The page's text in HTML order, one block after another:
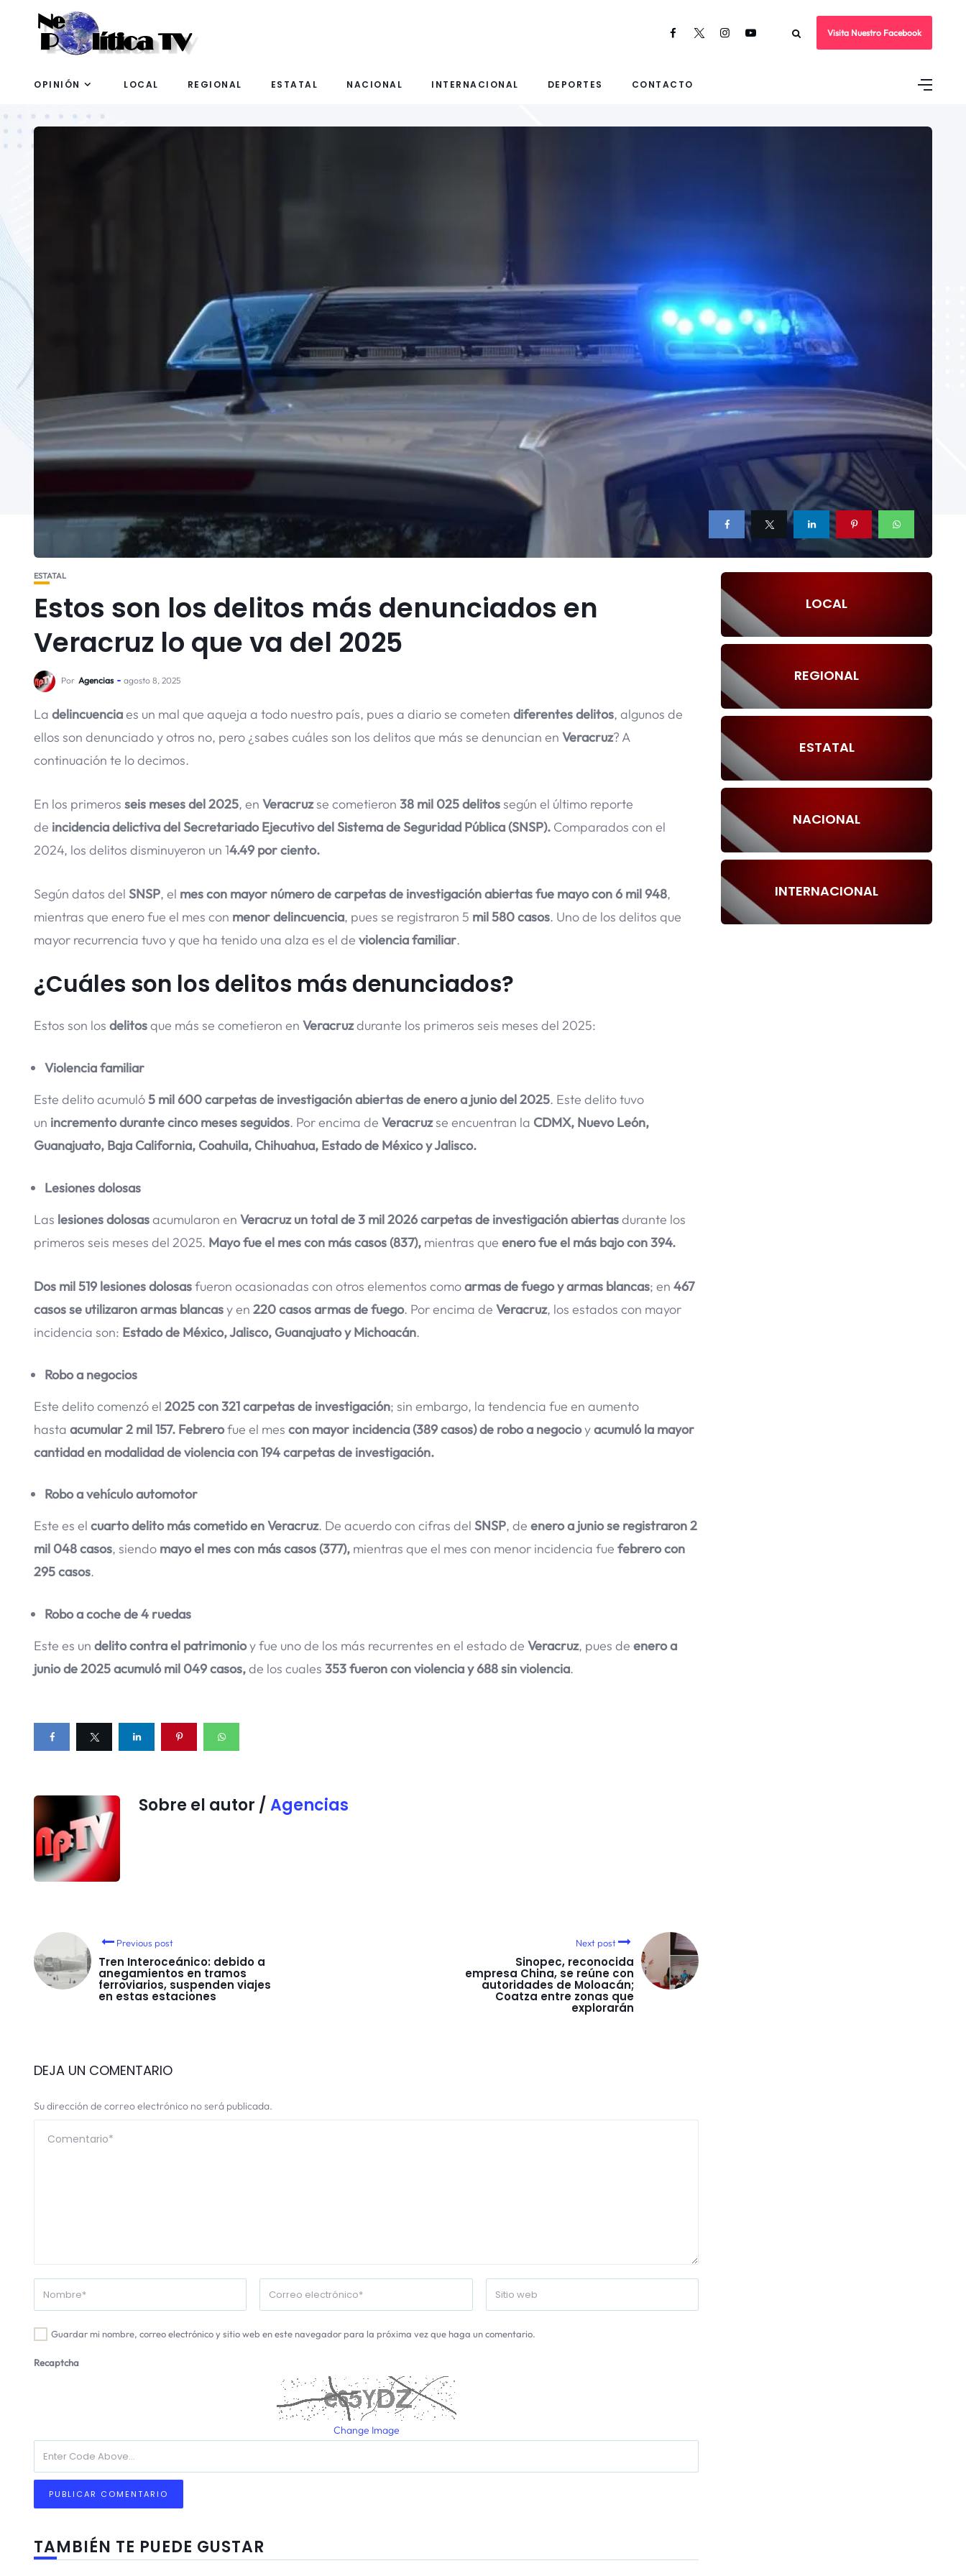
Visita Nuestro Facebook
OPINIÓN LOCAL REGIONAL ESTATAL NACIONAL INTERNACIONAL DEPORTES CONTACTO
ESTATAL
Estos son los delitos más denunciados en
Veracruz lo que va del 2025
Por Agencias agosto 8, 2025
La delincuenciaes un mal que aqueja a todo nuestro país, pues a diario se cometen diferentes delitos, algunos de
ellos son denunciado y otros no, pero ¿sabes cuáles son los delitos que más se denuncian en Veracruz? A
continuación te lo decimos.
En los primeros seis meses del 2025, en Veracruzse cometieron 38 mil 025 delitossegún el último reporte
de incidencia delictiva del Secretariado Ejecutivo del Sistema de Seguridad Pública (SNSP). Comparados con el
2024, los delitos disminuyeron un 14.49 por ciento.
Según datos del SNSP, el mes con mayor número de carpetas de investigación abiertas fue mayo con 6 mil 948,
mientras que enero fue el mes con menor delincuencia, pues se registraron 5 mil 580 casos. Uno de los delitos que
mayor recurrencia tuvo y que ha tenido una alza es el de violencia familiar.
¿Cuáles son los delitos más denunciados?
Estos son los delitosque más se cometieron en Veracruzdurante los primeros seis meses del 2025:
Violencia familiar
Este delito acumuló5 mil 600 carpetas de investigación abiertas de enero a junio del 2025. Este delito tuvo
un incremento durante cinco meses seguidos. Por encima de Veracruzse encuentran la CDMX, Nuevo León,
Guanajuato, Baja California, Coahuila, Chihuahua, Estado de México y Jalisco.
Lesiones dolosas
Las lesiones dolosasacumularon en Veracruz un total de 3 mil 2026 carpetas de investigación abiertasdurante los
primeros seis meses del 2025. Mayo fue el mes con más casos (837), mientras que enero fue el más bajo con 394.
Dos mil 519 lesiones dolosasfueron ocasionadas con otros elementos comoarmas de fuego y armas blancas; en 467
casos se utilizaron armas blancasy en 220 casos armas de fuego. Por encima de Veracruz, los estados con mayor
incidencia son: Estado de México, Jalisco, Guanajuato y Michoacán.
Robo a negocios
Este delito comenzó el 2025 con 321 carpetas de investigación; sin embargo, la tendencia fue en aumento
hasta acumular 2 mil 157. Febrerofue el mes con mayor incidencia (389 casos) de robo a negocioyacumuló la mayor
cantidad en modalidad de violencia con 194 carpetas de investigación.
Robo a vehículo automotor
Este es el cuarto delito más cometido en Veracruz. De acuerdo con cifras del SNSP, de enero a junio se registraron 2
mil 048 casos, siendo mayo el mes con más casos (377), mientras que el mes con menor incidencia fue febrero con
295 casos.
Robo a coche de 4 ruedas
Este es un delito contra el patrimonioy fue uno de los más recurrentes en el estado de Veracruz, pues de enero a
junio de 2025 acumuló mil 049 casos,de los cuales 353 fueron con violencia y 688 sin violencia.
Sobre el autor / Agencias
Previous post
Tren Interoceánico: debido a
anegamientos en tramos
ferroviarios, suspenden viajes
en estas estaciones
Next post
Sinopec, reconocida
empresa China, se reúne con
autoridades de Moloacán;
Coatza entre zonas que
explorarán
DEJA UN COMENTARIO
Su dirección de correo electrónico no será publicada.
Guardar mi nombre, correo electrónico y sitio web en este navegador para la próxima vez que haga un comentario.
Recaptcha
Change Image
TAMBIÉN TE PUEDE GUSTAR
LOCAL
REGIONAL
ESTATAL
NACIONAL
INTERNACIONAL